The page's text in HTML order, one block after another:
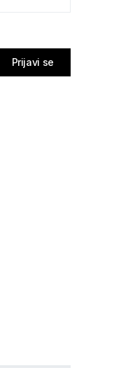
Prijavi se